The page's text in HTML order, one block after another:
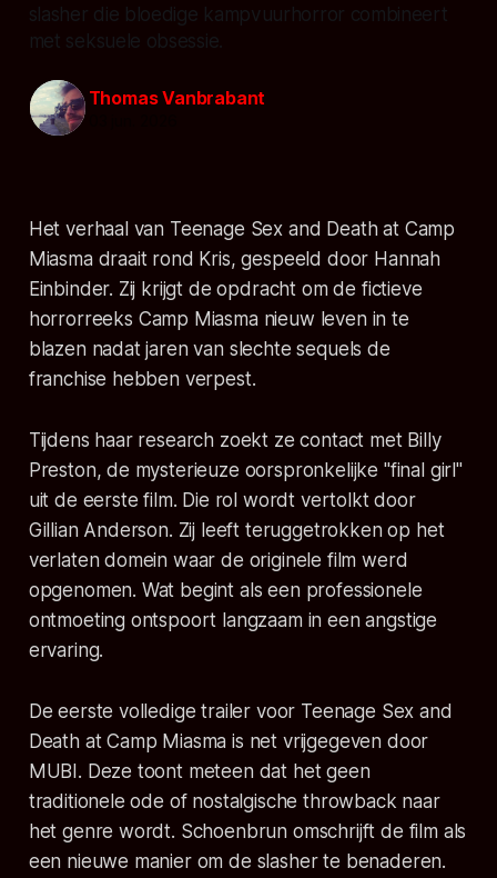
slasher die bloedige kampvuurhorror combineert
met seksuele obsessie.
Thomas Vanbrabant
Het verhaal van Teenage Sex and Death at Camp
Miasmadraait rond Kris, gespeeld door Hannah
Einbinder. Zij krijgt de opdracht om de fictieve
horrorreeks Camp Miasmanieuw leven in te
blazen nadat jaren van slechte sequels de
franchise hebben verpest.
Tijdens haar research zoekt ze contact met Billy
Preston, de mysterieuze oorspronkelijke "final girl"
uit de eerste film. Die rol wordt vertolkt door
Gillian Anderson. Zij leeft teruggetrokken op het
verlaten domein waar de originele film werd
opgenomen. Wat begint als een professionele
ontmoeting ontspoort langzaam in een angstige
ervaring.
De eerste volledige trailer voor Teenage Sex and
Death at Camp Miasma is net vrijgegeven door
MUBI. Deze toont meteen dat het geen
traditionele ode of nostalgische throwback naar
het genre wordt. Schoenbrun omschrijft de film als
een nieuwe manier om de slasher te benaderen.